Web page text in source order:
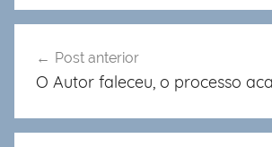
de
Post anterior
O Autor faleceu, o processo